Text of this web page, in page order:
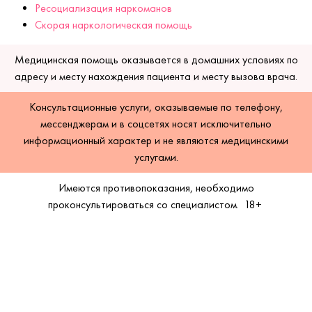
Ресоциализация наркоманов
Скорая наркологическая помощь
Медицинская помощь оказывается в домашних условиях по
адресу и месту нахождения пациента и месту вызова врача.
Консультационные услуги, оказываемые по телефону,
мессенджерам и в соцсетях носят исключительно
информационный характер и не являются медицинскими
услугами.
Имеются противопоказания, необходимо
проконсультироваться со специалистом.
18+